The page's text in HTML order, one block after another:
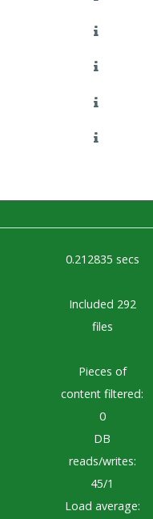
0.212835 secs
Included 292
files
Pieces of
content filtered:
0
DB
reads/writes:
45/1
Load average: